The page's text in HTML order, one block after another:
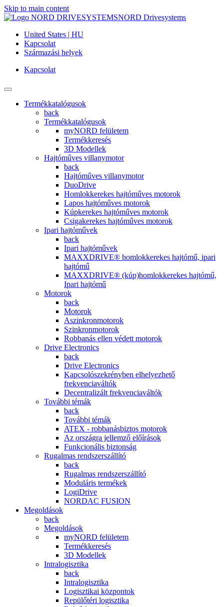
Skip to main content
NORD Drivesystems
United States | HU
Kapcsolat
Származási helyek
Kapcsolat
Termékkatalógusok
back
Termékkatalógusok
myNORD felületem
Termékkeresés
3D Modellek
Hajtóműves villanymotor
back
Hajtóműves villanymotor
DuoDrive
Homlokkerekes hajtóműves motorok
Lapos hajtóműves motorok
Kúpkerekes hajtóműves motorok
Csigakerekes hajtóműves motorok
Ipari hajtóművek
back
Ipari hajtóművek
MAXXDRIVE® homlokkerekes hajtómű, ipari
hajtómű
MAXXDRIVE® (kúp)homlokkerekes hajtómű,
Ipari hajtómű
Motorok
back
Motorok
Aszinkronmotorok
Szinkronmotorok
Robbanás ellen védett motorok
Drive Electronics
back
Drive Electronics
Kapcsolószekrényben elhelyezhető
frekvenciaváltók
Decentralizált frekvenciaváltók
További témák
back
További témák
ATEX - robbanásbiztos motorok
Az országra jellemző előírások
Funkcionális biztonság
Rugalmas rendszerszállító
back
Rugalmas rendszerszállító
Moduláris termékek
LogiDrive
NORDAC FUSION
Megoldások
back
Megoldások
myNORD felületem
Termékkeresés
3D Modellek
Intralogisztika
back
Intralogisztika
Logisztikai központok
Repülőtéri logisztika